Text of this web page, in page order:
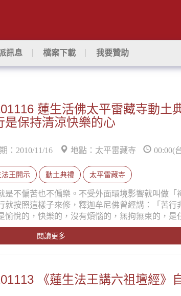
訊息 檔案下載 我要贊助
蓮生活佛太平雷藏寺動土
是保持清涼快樂的心
：2010/11/16 地點：太平雷藏寺 00:00(
法王開示 動土典禮 太平雷藏寺
是不偏苦也不偏樂。不受外面環境影響就叫做
就按照這樣子來修，釋迦牟尼佛曾經講：「苦行
愉悅的，快樂的，沒有煩惱的，無拘無束的，是
閱讀更多
《蓮生法王講六祖壇經》